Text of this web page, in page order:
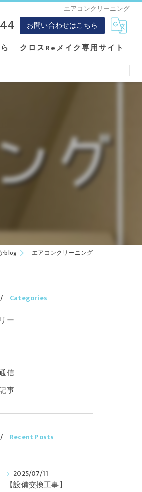
エアコンクリーニング
お問い合わせはこちら
クロスReメイク専用サイト
blog エアコンクリーニング
Categories
ー
信
事
Recent Posts
2025/07/11
【設備交換工事】